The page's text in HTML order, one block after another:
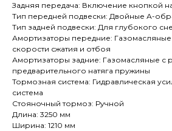
Задняя передача: Включение кнопкой
Тип передней подвески: Двойные А-
Тип задней подвески: Для глубокого
Амортизаторы передние:
скорости сжатия и отбоя
Амортизаторы задние: Газомасляные с
предварительного натяга пружины
Тормозная система: Гидравлическая
система
Стояночный тормоз: Ручной
Длина: 3250 мм
Ширина: 1210 мм